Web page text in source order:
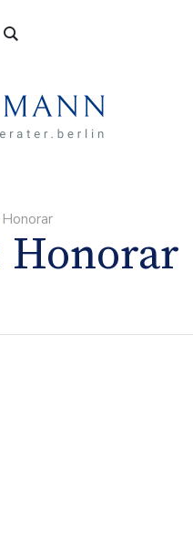
Honorar
Honorar